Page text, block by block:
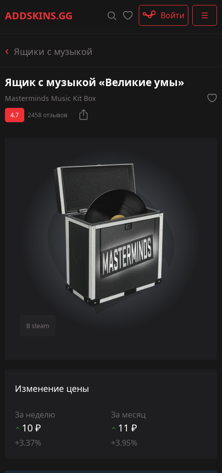
ADDSKINS.GG ☰
Пистолеты-пулемёты
Перчатки
Войти
Ящики с музыкой
Ящик с музыкой «Великие умы»
Masterminds Music Kit Box
4.7 2458 отзывов
В steam
Изменение цены
За неделю
10 ₽
+3.37%
За месяц
11 ₽
+3.95%